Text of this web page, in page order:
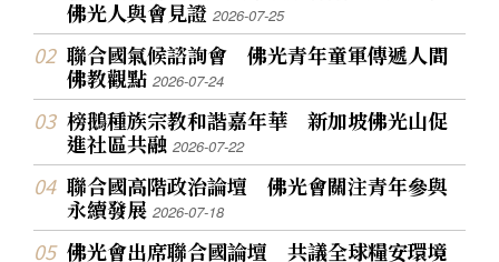
佛光人與會見證2026-07-25
聯合國氣候諮詢會 佛光青年童軍傳遞人間
佛教觀點2026-07-24
榜鵝種族宗教和諧嘉年華 新加坡佛光山促
進社區共融2026-07-22
聯合國高階政治論壇 佛光會關注青年參與
永續發展2026-07-18
佛光會出席聯合國論壇 共議全球糧安環境